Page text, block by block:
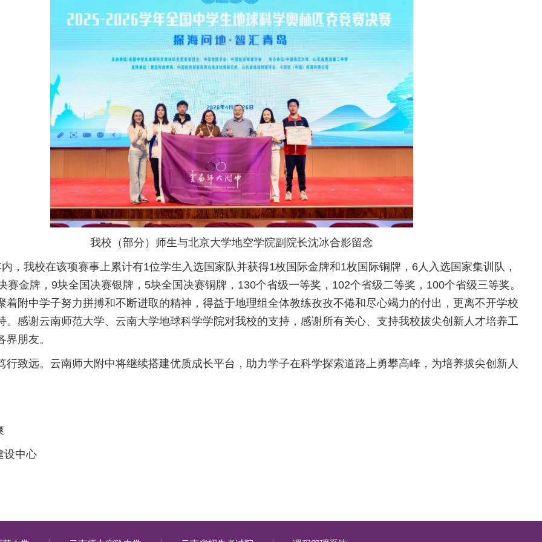
我校（部分）师生与北京大学地空学院副院长沈冰合影留念
，我校在该项赛事上累计有1位学生入选国家队并获得1枚国际金牌和1枚国际铜牌，6人入选国家集训队，
赛金牌，9块全国决赛银牌，5块全国决赛铜牌，130个省级一等奖，102个省级二等奖，100个省级三等奖。
着附中学子努力拼搏和不断进取的精神，得益于地理组全体教练孜孜不倦和尽心竭力的付出，更离不开学校
。感谢云南师范大学、云南大学地球科学学院对我校的支持，感谢所有关心、支持我校拔尖创新人才培养工
朋友。
行致远。云南师大附中将继续搭建优质成长平台，助力学子在科学探索道路上勇攀高峰，为培养拔尖创新人
设中心